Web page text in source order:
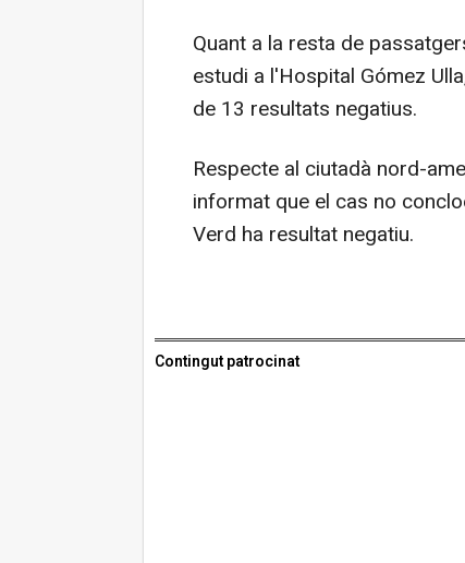
Quant a la resta de
estudi a l'Hospital Gómez
de 13 resultats negatius.
Respecte al ciutadà nord-
informat que el cas no
Verd ha resultat negatiu.
Contingut patrocinat